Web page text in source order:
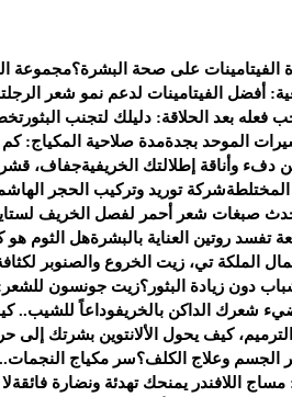
الفيتامينات على صحة البشرة؟مجموعة
أفضل الفيتامينات لدعم نمو شعر الرجل
فعله بعد الحلاقة: دليلك لتجنب البثور
الموحد بجدةمدة صلاحية المكياج: كم
وأناقة إطلالتك الخريفيةجفاف،
شركة توريد وتركيب الحجر
صبغات شعر أحمر لفصل الخريف
هل الثوم هو
الملكة تي، زيت الخروع والصنوبر
دون زيادة البثور؟زيت جونسون للشعر:
شعرك الداكن بالخريفوداعاً للشيب..
كيف يحول الألانتوين بشرتك إلى
الجسم وعلاج الكلف؟سر مكياج النجمات..
اللافندر يمنحك تهدئة ونضارة فائقة